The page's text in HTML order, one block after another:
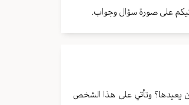
على صورة سؤال وجواب.
يعيدها؟ وتأتي على هذا الشخص